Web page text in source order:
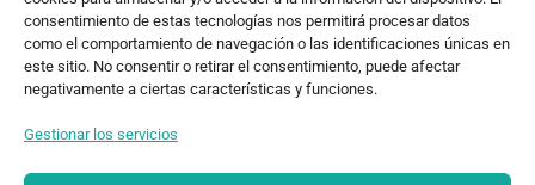
consentimiento de estas tecnologías nos permitirá procesar datos
como el comportamiento de navegación o las identificaciones únicas en
este sitio. No consentir o retirar el consentimiento, puede afectar
negativamente a ciertas características y funciones.
Gestionar los servicios
Escrituras Locales
Estudio
Investigación